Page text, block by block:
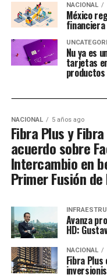
NACIONAL
México
financiera
Nu ya es
tarjetas
productos
NACIONAL 5 años ago
Fibra Plus y
acuerdo sobre
Intercambio en
Primer Fusión
Avanza
HD:
NACIONAL
Fibra